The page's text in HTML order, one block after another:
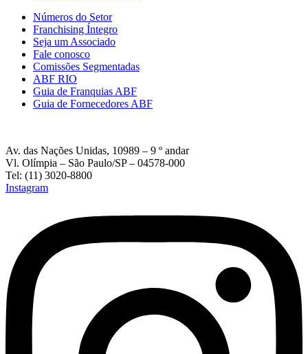
Números do Setor
Franchising Íntegro
Seja um Associado
Fale conosco
Comissões Segmentadas
ABF RIO
Guia de Franquias ABF
Guia de Fornecedores ABF
Av. das Nações Unidas, 10989 – 9 º andar
Vl. Olímpia – São Paulo/SP – 04578-000
Tel: (11) 3020-8800
Instagram